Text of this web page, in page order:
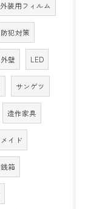
装用フィルム
防犯対策
外壁 LED
サンゲツ
造作家具
イド
箱